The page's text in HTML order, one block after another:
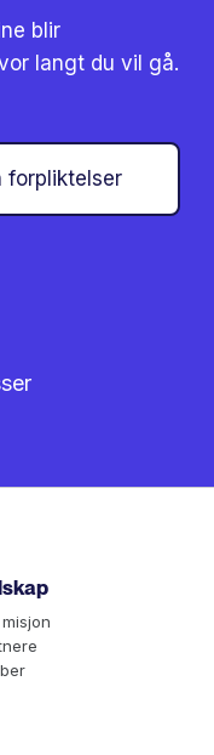
blir
langt du vil gå.
forpliktelser